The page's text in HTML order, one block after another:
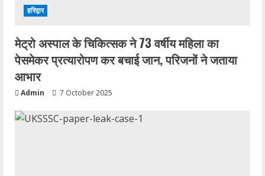
हरिद्वार
मेट्रो अस्पाल के चिकित्सक ने 73 वर्षीय महिला का
पेसमेकर प्रत्यारोपण कर बचाई जान, परिजनों ने जताया
आभार
Admin 7 October 2025